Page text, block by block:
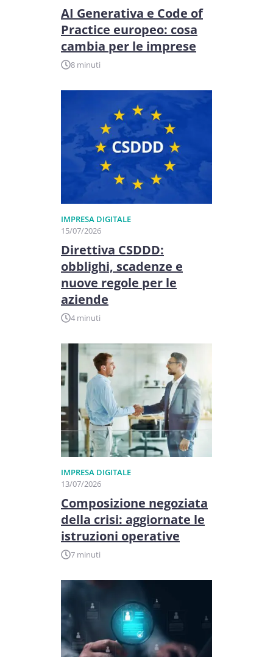
AI Generativa e Code of
Practice europeo: cosa
cambia per le imprese
8 minuti
IMPRESA DIGITALE
15/07/2026
Direttiva CSDDD:
obblighi, scadenze e
nuove regole per le
aziende
4 minuti
IMPRESA DIGITALE
13/07/2026
Composizione negoziata
della crisi: aggiornate le
istruzioni operative
7 minuti